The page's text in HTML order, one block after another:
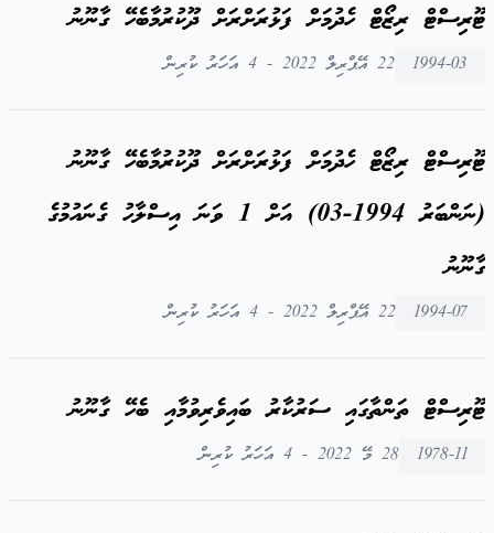
ޓޫރިސްޓް ރިޒޯޓް ހެދުމަށް ފަޅުރަށްރަށް ދޫކުރުމާބެހޭ ގާނޫނު
1994-03 22 އޭޕްރިލް 2022 - 4 އަހަރު ކުރިން
ޓޫރިސްޓް ރިޒޯޓް ހެދުމަށް ފަޅުރަށްރަށް ދޫކުރުމާބެހޭ ގާނޫނު
(ނަންބަރު 1994-03) އަށް 1 ވަނަ އިސްލާހު ގެނައުމުގެ
ގާނޫނު
1994-07 22 އޭޕްރިލް 2022 - 4 އަހަރު ކުރިން
ޓޫރިސްޓް ތަންތާގައި ސަރުކާރު ބައިވެރިވުމާއި ބެހޭ ގާނޫނު
1978-11 28 މޭ 2022 - 4 އަހަރު ކުރިން